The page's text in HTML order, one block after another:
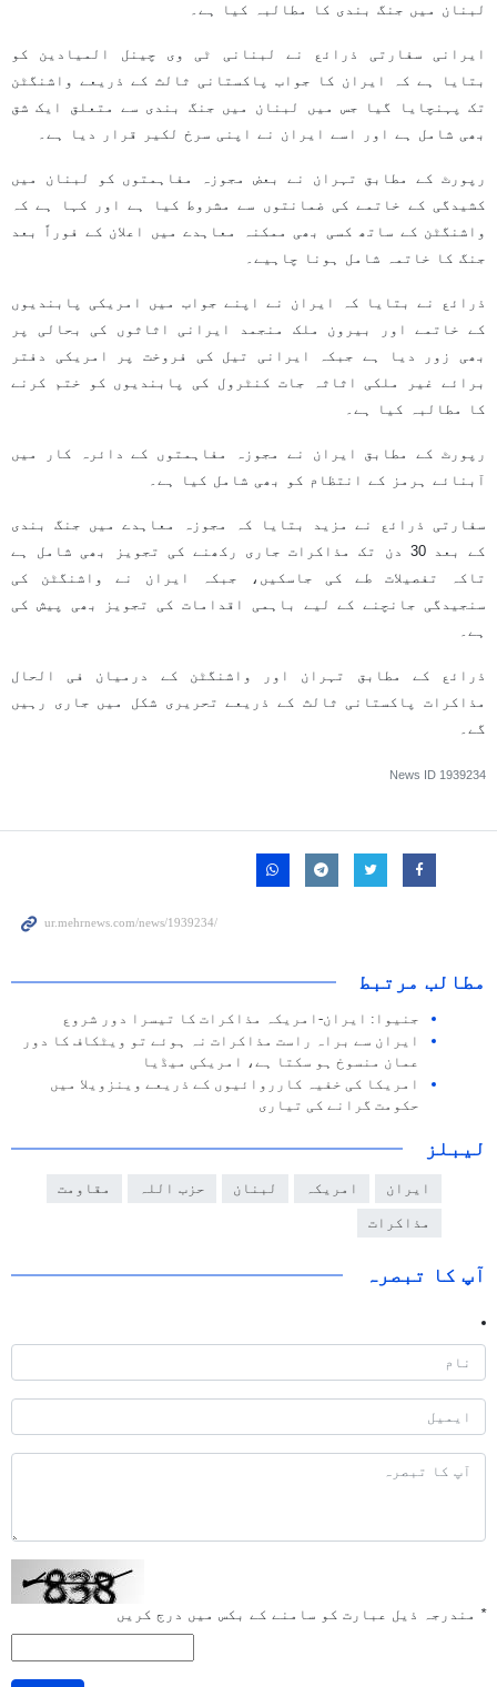
لبنان میں جنگ بندی کا مطالبہ کیا ہے۔
ایرانی سفارتی ذرائع نے لبنانی ٹی وی چینل المیادین کو
بتایا ہے کہ ایران کا جواب پاکستانی ثالث کے ذریعے واشنگٹن
تک پہنچایا گیا جس میں لبنان میں جنگ بندی سے متعلق ایک شق
بھی شامل ہے اور اسے ایران نے اپنی سرخ لکیر قرار دیا ہے۔
رپورٹ کے مطابق تہران نے بعض مجوزہ مفاہمتوں کو لبنان میں
کشیدگی کے خاتمے کی ضمانتوں سے مشروط کیا ہے اور کہا ہے کہ
واشنگٹن کے ساتھ کسی بھی ممکنہ معاہدے میں اعلان کے فوراً بعد
جنگ کا خاتمہ شامل ہونا چاہیے۔
ذرائع نے بتایا کہ ایران نے اپنے جواب میں امریکی پابندیوں
کے خاتمے اور بیرون ملک منجمد ایرانی اثاثوں کی بحالی پر
بھی زور دیا ہے جبکہ ایرانی تیل کی فروخت پر امریکی دفتر
برائے غیر ملکی اثاثہ جات کنٹرول کی پابندیوں کو ختم کرنے
کا مطالبہ کیا ہے۔
رپورٹ کے مطابق ایران نے مجوزہ مفاہمتوں کے دائرہ کار میں
آبنائے ہرمز کے انتظام کو بھی شامل کیا ہے۔
سفارتی ذرائع نے مزید بتایا کہ مجوزہ معاہدے میں جنگ بندی
کے بعد 30 دن تک مذاکرات جاری رکھنے کی تجویز بھی شامل ہے
تاکہ تفصیلات طے کی جاسکیں، جبکہ ایران نے واشنگٹن کی
سنجیدگی جانچنے کے لیے باہمی اقدامات کی تجویز بھی پیش کی
ہے۔
ذرائع کے مطابق تہران اور واشنگٹن کے درمیان فی الحال
مذاکرات پاکستانی ثالث کے ذریعے تحریری شکل میں جاری رہیں
گے۔
News ID 1939234
مطالب مرتبط
جنیوا: ایران-امریکہ مذاکرات کا تیسرا دور شروع
ایران سے براہ راست مذاکرات نہ ہوئے تو ویٹکاف کا دور
عمان منسوخ ہو سکتا ہے، امریکی میڈیا
امریکا کی خفیہ کارروائیوں کے ذریعے وینزویلا میں
حکومت گرانے کی تیاری
لیبلز
ایران امریکہ لبنان حزب اللہ مقاومت
مذاکرات
آپ کا تبصرہ
* مندرجہ ذیل عبارت کو سامنے کے بکس میں درج کریں